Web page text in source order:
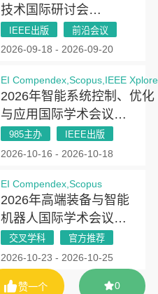
赞一个 0
技术国际研讨会
（DECT 2026）
IEEE出版 前沿会议
2026-09-18 - 2026-09-20
EI Compendex,Scopus,IEEE Xplore
2026年智能系统控制、优化
与应用国际学术会议
（ISCOA 2026）
985主办 IEEE出版
2026-10-16 - 2026-10-18
EI Compendex,Scopus
2026年高端装备与智能
机器人国际学术会议
（ICAEIR 2026）
交叉学科 官方推荐
2026-10-23 - 2026-10-25